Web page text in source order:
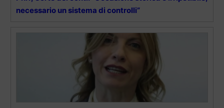
necessario un sistema di controlli”